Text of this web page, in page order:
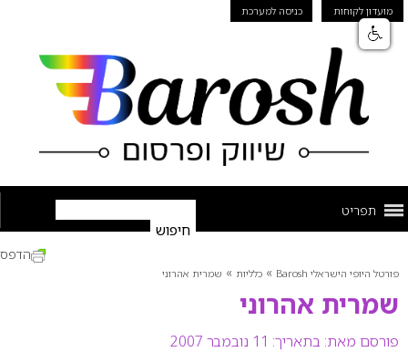
מועדון לקוחות כניסה למערכת
תפריט
פורטל היופי הישראלי Barosh » כלליות » שמרית אהרוני
שמרית אהרוני
פורסם מאת: בתאריך: 11 נובמבר 2007
הדפס